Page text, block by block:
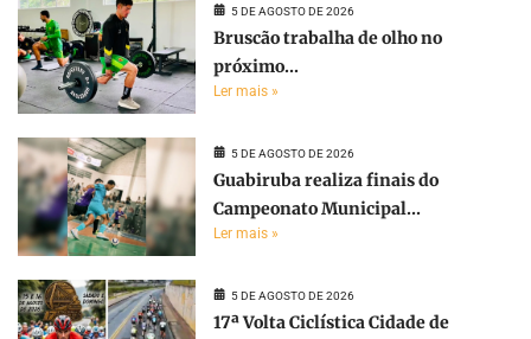
5 DE AGOSTO DE 2026
Bruscão trabalha de olho no
próximo...
Ler mais »
5 DE AGOSTO DE 2026
Guabiruba realiza finais do
Campeonato Municipal...
Ler mais »
5 DE AGOSTO DE 2026
17ª Volta Ciclística Cidade de